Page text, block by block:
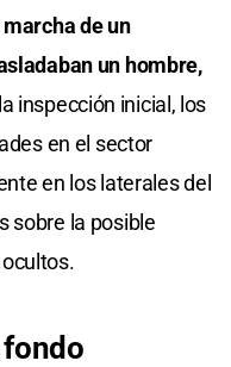
de un
un hombre,
inspección inicial, los
en el sector
en los laterales del
sobre la posible